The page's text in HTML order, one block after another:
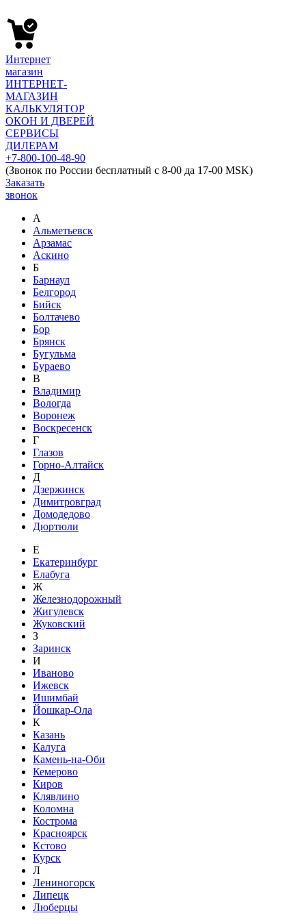
Интернет
магазин
ИНТЕРНЕТ-
МАГАЗИН
КАЛЬКУЛЯТОР
ОКОН И ДВЕРЕЙ
СЕРВИСЫ
ДИЛЕРАМ
+7-800-100-48-90
(Звонок по России бесплатный с 8-00 да 17-00 MSK)
Заказать
звонок
А
Альметьевск
Арзамас
Аскино
Б
Барнаул
Белгород
Бийск
Болтачево
Бор
Брянск
Бугульма
Бураево
В
Владимир
Вологда
Воронеж
Воскресенск
Г
Глазов
Горно-Алтайск
Д
Дзержинск
Димитровград
Домодедово
Дюртюли
Е
Екатеринбург
Елабуга
Ж
Железнодорожный
Жигулевск
Жуковский
З
Заринск
И
Иваново
Ижевск
Ишимбай
Йошкар-Ола
К
Казань
Калуга
Камень-на-Оби
Кемерово
Киров
Клявлино
Коломна
Кострома
Красноярск
Кстово
Курск
Л
Лениногорск
Липецк
Люберцы